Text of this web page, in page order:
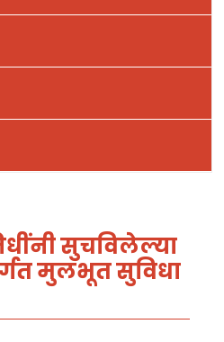
सुचविलेल्या
मुलभूत सुविधा